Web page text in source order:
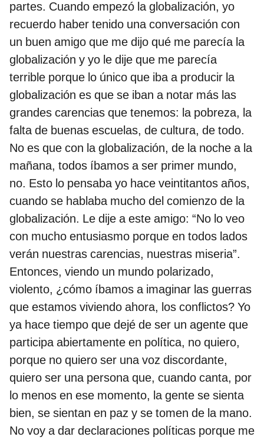
partes. Cuando empezó la globalización, yo
recuerdo haber tenido una conversación con
un buen amigo que me dijo qué me parecía la
globalización y yo le dije que me parecía
terrible porque lo único que iba a producir la
globalización es que se iban a notar más las
grandes carencias que tenemos: la pobreza, la
falta de buenas escuelas, de cultura, de todo.
No es que con la globalización, de la noche a la
mañana, todos íbamos a ser primer mundo,
no. Esto lo pensaba yo hace veintitantos años,
cuando se hablaba mucho del comienzo de la
globalización. Le dije a este amigo: “No lo veo
con mucho entusiasmo porque en todos lados
verán nuestras carencias, nuestras miseria”.
Entonces, viendo un mundo polarizado,
violento, ¿cómo íbamos a imaginar las guerras
que estamos viviendo ahora, los conflictos? Yo
ya hace tiempo que dejé de ser un agente que
participa abiertamente en política, no quiero,
porque no quiero ser una voz discordante,
quiero ser una persona que, cuando canta, por
lo menos en ese momento, la gente se sienta
bien, se sientan en paz y se tomen de la mano.
No voy a dar declaraciones políticas porque me